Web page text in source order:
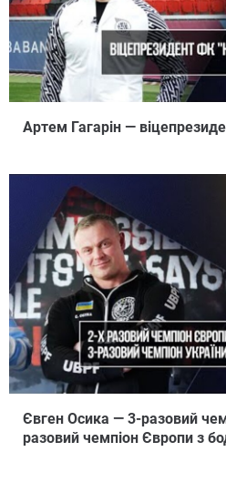
Артем Гагарін —
Євген Осика — 3-разовий
разовий чемпіон Європи з